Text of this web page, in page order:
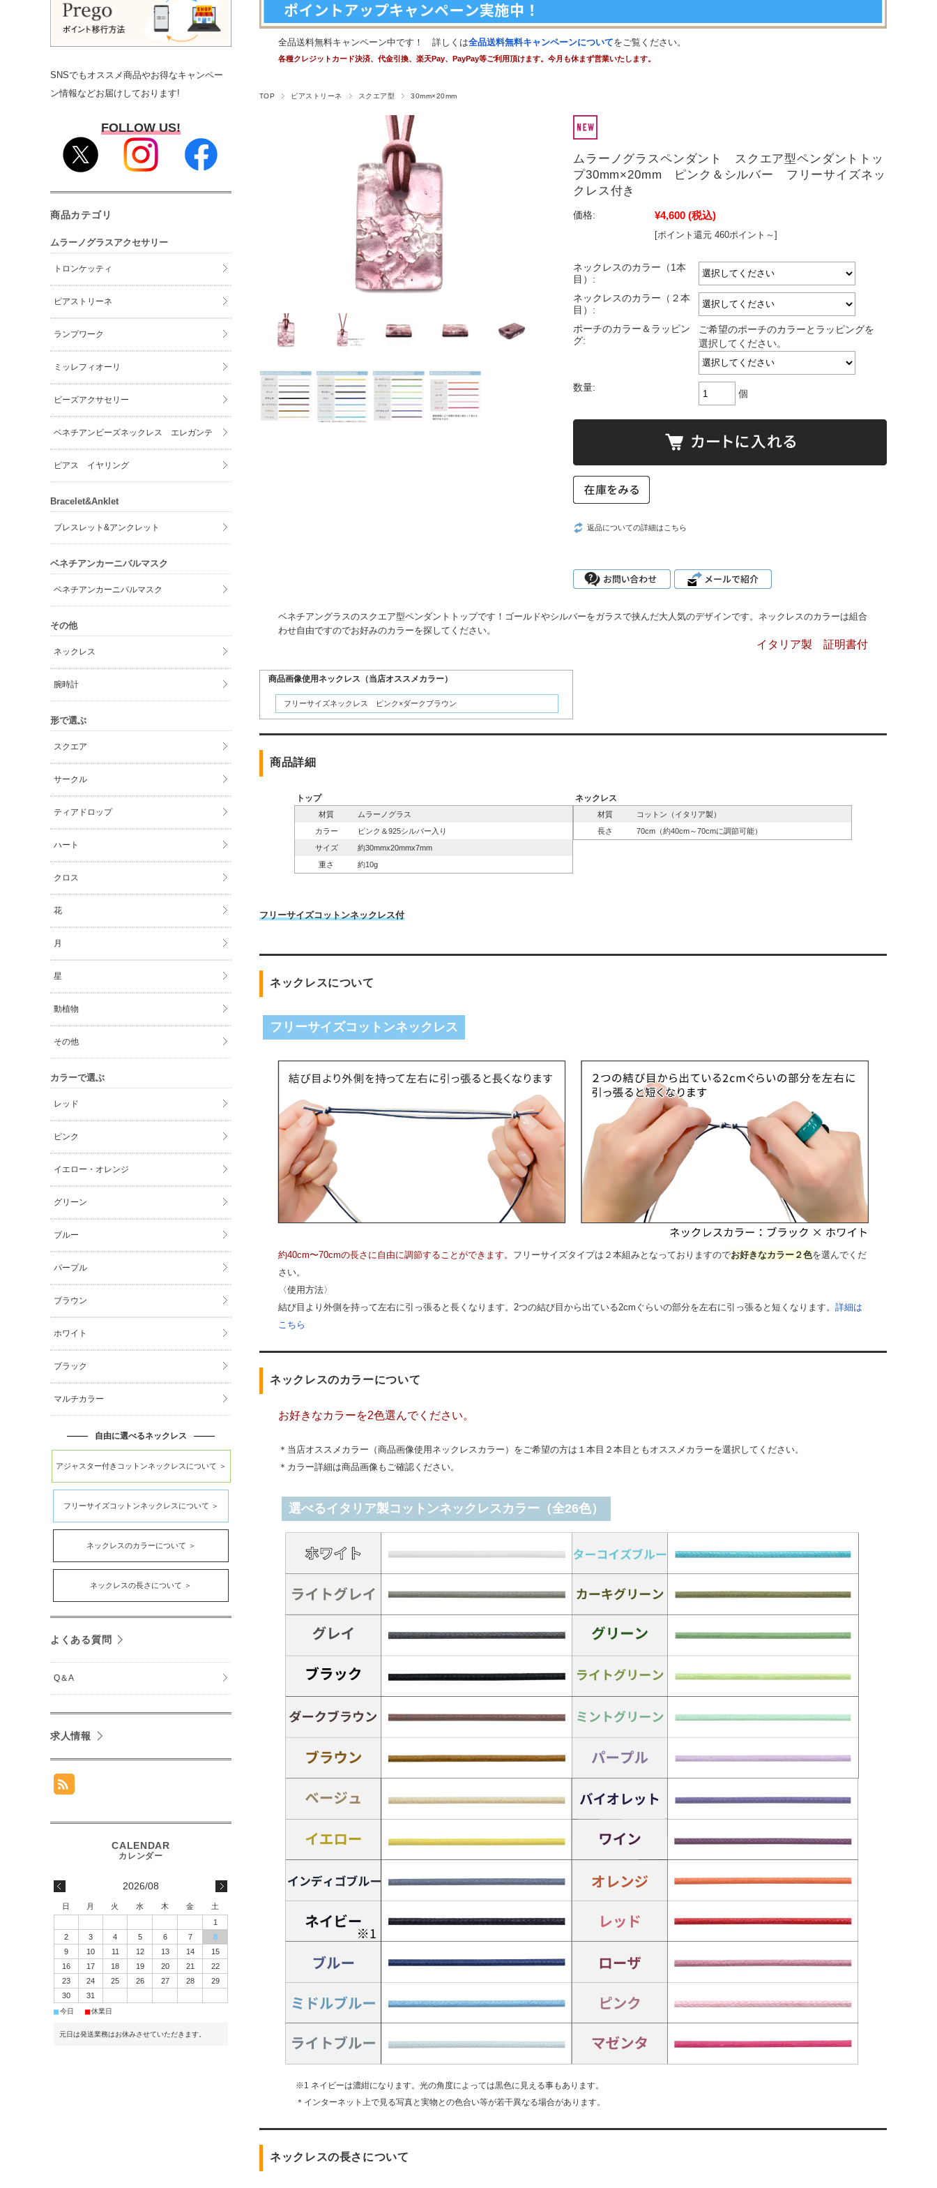
全品送料無料キャンペーン中です！ 詳しくは全品送料無料キャンペーンについてをご覧ください。
各種クレジットカード決済、代金引換、楽天Pay、PayPay等ご利用頂けます。今月も休まず営業いたします。
TOP ピアストリーネ スクエア型 30mm×20mm
ムラーノグラスペンダント スクエア型ペンダントトッ
プ30mm×20mm ピンク＆シルバー フリーサイズネッ
クレス付き
価格: ¥4,600 (税込)
[ポイント還元 460ポイント～]
ネックレスのカラー（1本
目）:
ネックレスのカラー（２本
目）:
ポーチのカラー＆ラッピン
グ:
ご希望のポーチのカラーとラッピングを
選択してください。
数量:
個
返品についての詳細はこちら
ベネチアングラスのスクエア型ペンダントトップです！ゴールドやシルバーをガラスで挟んだ大人気のデザインです。ネックレスのカラーは組合
わせ自由ですのでお好みのカラーを探してください。
イタリア製 証明書付
商品画像使用ネックレス（当店オススメカラー）
フリーサイズネックレス ピンク×ダークブラウン
商品詳細
トップ
材質
ムラーノグラス
カラー
ピンク＆925シルバー入り
サイズ
約30mmx20mmx7mm
重さ
約10g
ネックレス
材質
コットン（イタリア製）
長さ
70cm（約40cm～70cmに調節可能）
フリーサイズコットンネックレス付
ネックレスについて
フリーサイズコットンネックレス
約40cm〜70cmの長さに自由に調節することができます。 フリーサイズタイプは２本組みとなっておりますのでお好きなカラー２色を選んでくだ
さい。
〈使用方法〉
結び目より外側を持って左右に引っ張ると長くなります。2つの結び目から出ている2cmぐらいの部分を左右に引っ張ると短くなります。 詳細は
こちら
ネックレスのカラーについて
お好きなカラーを2色選んでください。
＊当店オススメカラー（商品画像使用ネックレスカラー）をご希望の方は１本目２本目ともオススメカラーを選択してください。
＊カラー詳細は商品画像もご確認ください。
選べるイタリア製コットンネックレスカラー（全26色）
※1 ネイビーは濃紺になります。光の角度によっては黒色に見える事もあります。
＊インターネット上で見る写真と実物との色合い等が若干異なる場合があります。
ネックレスの長さについて
SNSでもオススメ商品やお得なキャンペー
ン情報などお届けしております!
FOLLOW US!
商品カテゴリ
ムラーノグラスアクセサリー
トロンケッティ
ピアストリーネ
ランプワーク
ミッレフィオーリ
ビーズアクサセリー
ベネチアンビーズネックレス エレガンテ
ピアス イヤリング
Bracelet&Anklet
ブレスレット&アンクレット
ベネチアンカーニバルマスク
ベネチアンカーニバルマスク
その他
ネックレス
腕時計
形で選ぶ
スクエア
サークル
ティアドロップ
ハート
クロス
花
月
星
動植物
その他
カラーで選ぶ
レッド
ピンク
イエロー・オレンジ
グリーン
ブルー
パープル
ブラウン
ホワイト
ブラック
マルチカラー
自由に選べるネックレス
アジャスター付きコットンネックレスについて ＞
フリーサイズコットンネックレスについて ＞
ネックレスのカラーについて ＞
ネックレスの長さについて ＞
よくある質問
Q＆A
求人情報
2026/08
日 月 火 水 木 金
土
1
2
3 4 5 6 7
8
9
10 11 12 13 14
15
16
17 18 19 20 21
22
23
24 25 26 27 28
29
30
31
■今日 ■休業日
元日は発送業務はお休みさせていただきます。